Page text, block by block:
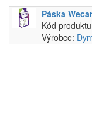
pro
stroje
Páska
Kód
Výrobce: